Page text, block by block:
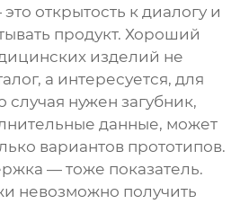
открытость к диалогу и
продукт. Хороший
изделий не
а интересуется, для
случая нужензагубник,
данные, может
вариантов прототипов.
— тоже показатель.
невозможно получить